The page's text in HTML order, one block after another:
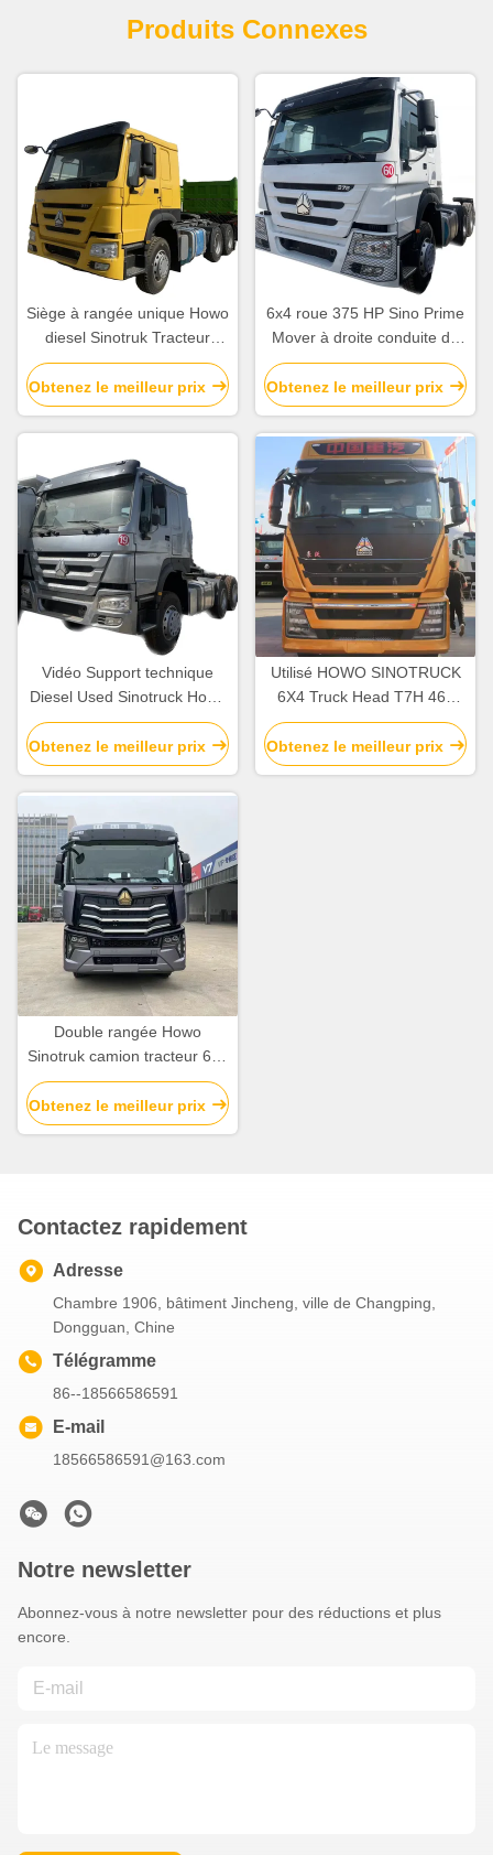
Produits Connexes
Siège à rangée unique Howo
diesel Sinotruk Tracteur
camion camion lourd Unité
de tracteur 6x4
Obtenez le meilleur prix
6x4 roue 375 HP Sino Prime
Mover à droite conduite de
la main utilisée remorque
tracteur tête de camion
Obtenez le meilleur prix
Vidéo Support technique
Diesel Used Sinotruck Howo
Tracteur Truck 375HP
remorque Tracteur
remorque
Obtenez le meilleur prix
Utilisé HOWO SINOTRUCK
6X4 Truck Head T7H 460
Truck tracteur avec émission
EURO 5
Obtenez le meilleur prix
Double rangée Howo
Sinotruk camion tracteur 6x4
610hp 10 roues d'occasion
Obtenez le meilleur prix
Contactez rapidement
Adresse
Chambre 1906, bâtiment Jincheng, ville de Changping,
Dongguan, Chine
Télégramme
86--18566586591
E-mail
18566586591@163.com
Notre newsletter
Abonnez-vous à notre newsletter pour des réductions et plus
encore.